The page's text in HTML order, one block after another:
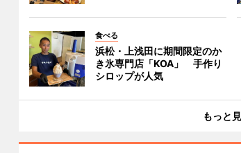
食べる
浜松・上浅田に期間限定のか
き氷専門店「KOA」 手作り
シロップが人気
もっと